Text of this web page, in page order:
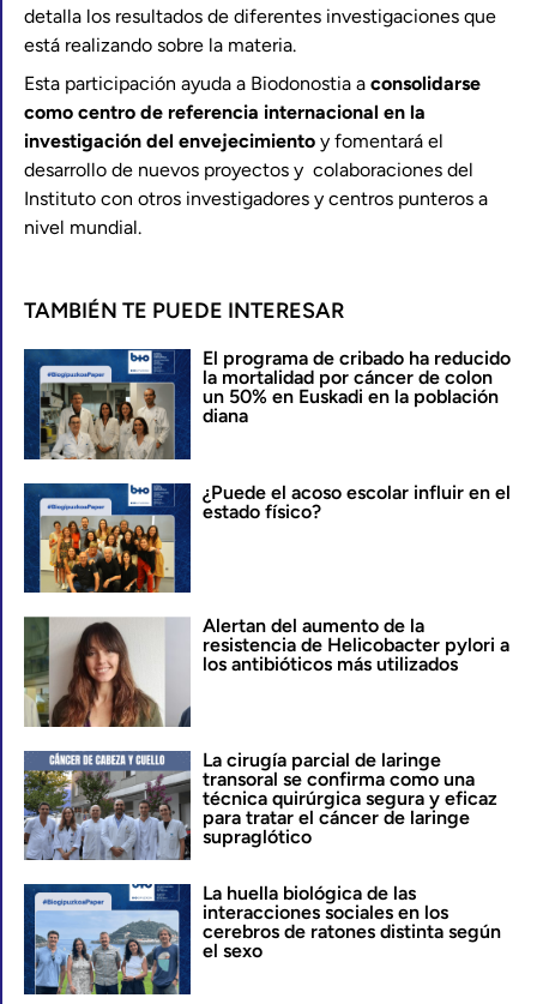
detalla los resultados de diferentes investigaciones que
está realizando sobre la materia.
Esta participación ayuda a Biodonostia a consolidarse
como centro de referencia internacional en la
investigación del envejecimiento y fomentará el
desarrollo de nuevos proyectos y colaboraciones del
Instituto con otros investigadores y centros punteros a
nivel mundial.
TAMBIÉN TE PUEDE INTERESAR
El programa de cribado ha reducido
la mortalidad por cáncer de colon
un 50% en Euskadi en la población
diana
¿Puede el acoso escolar influir en el
estado físico?
Alertan del aumento de la
resistencia de Helicobacter pylori a
los antibióticos más utilizados
La cirugía parcial de laringe
transoral se confirma como una
técnica quirúrgica segura y eficaz
para tratar el cáncer de laringe
supraglótico
La huella biológica de las
interacciones sociales en los
cerebros de ratones distinta según
el sexo